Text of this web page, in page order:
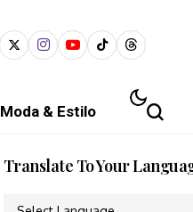
Moda & Estilo
Translate To Your